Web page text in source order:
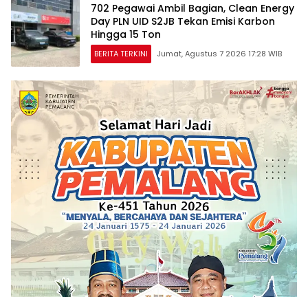
702 Pegawai Ambil Bagian, Clean Energy
Day PLN UID S2JB Tekan Emisi Karbon
Hingga 15 Ton
BERITA TERKINI Jumat, Agustus 7 2026 17:28 WIB